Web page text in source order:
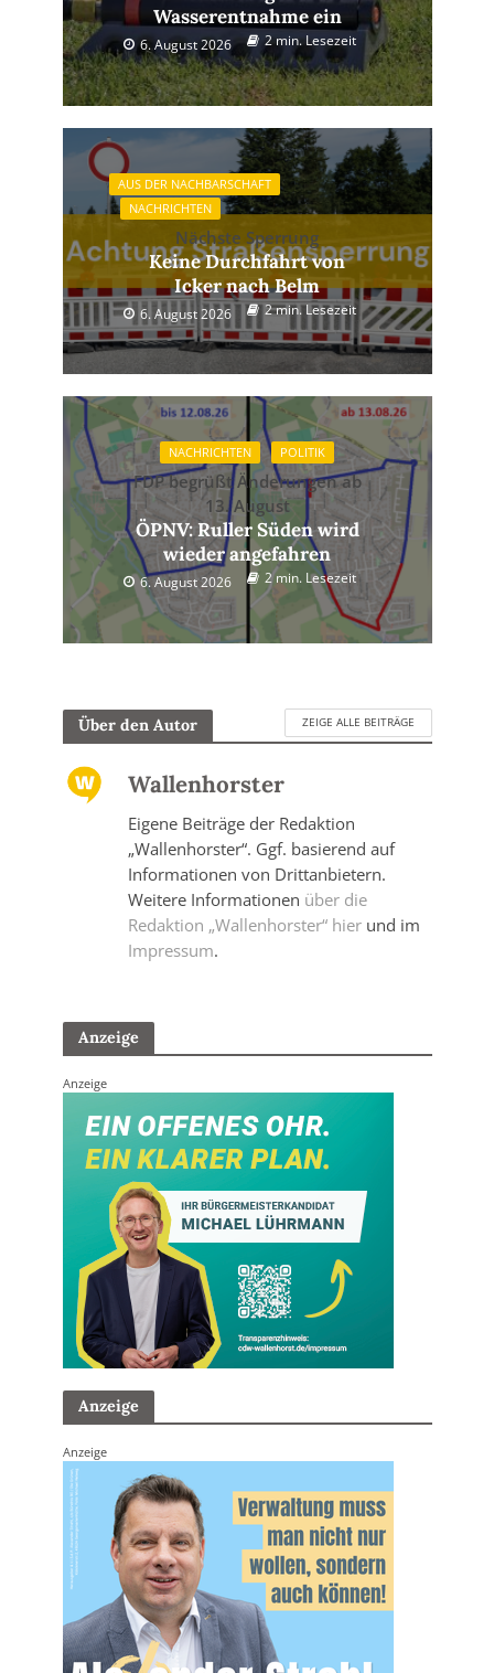
Wasserentnahme ein
6. August 2026 2 min. Lesezeit
AUS DER NACHBARSCHAFT
NACHRICHTEN
Nächste Sperrung
Keine Durchfahrt von
Icker nach Belm
6. August 2026 2 min. Lesezeit
NACHRICHTEN POLITIK
FDP begrüßt Änderungen ab
13. August
ÖPNV: Ruller Süden wird
wieder angefahren
6. August 2026 2 min. Lesezeit
Über den Autor ZEIGE ALLE BEITRÄGE
Wallenhorster
Eigene Beiträge der Redaktion
„Wallenhorster“. Ggf. basierend auf
Informationen von Drittanbietern.
Weitere Informationen über die
Redaktion „Wallenhorster“ hierund im
Impressum.
Anzeige
Anzeige
Anzeige
Anzeige